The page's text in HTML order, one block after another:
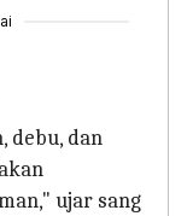
debu, dan
ujar sang